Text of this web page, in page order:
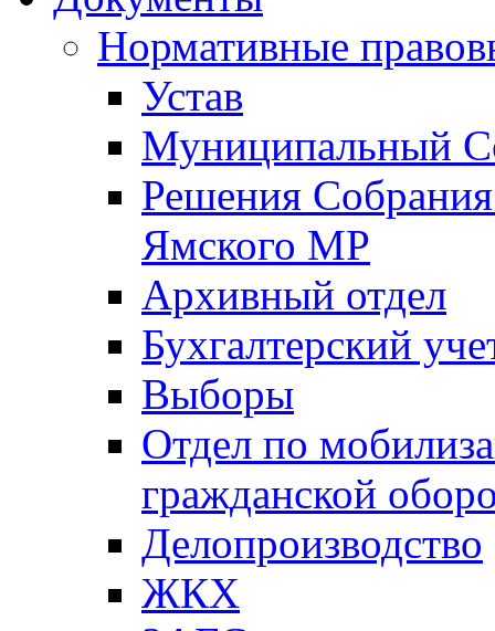
Нормативные
Устав
Муниципальный
Решения
Ямского МР
Архивный отдел
Бухгалтерский
Выборы
Отдел по
гражданской
Делопроизводство
ЖКХ